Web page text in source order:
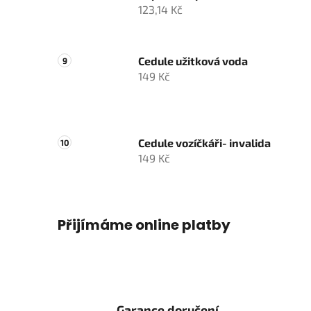
123,14 Kč
Cedule užitková voda
149 Kč
Cedule vozíčkáři- invalida
149 Kč
Přijímáme online platby